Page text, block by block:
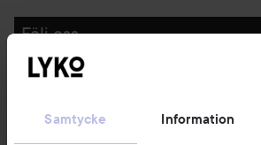
Samtycke Information
Följ oss